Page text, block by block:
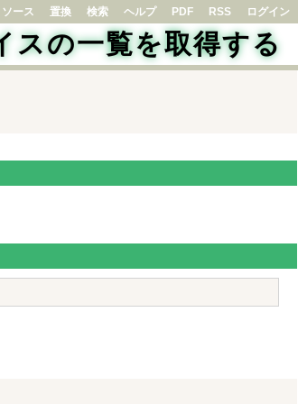
ソース 置換 検索 ヘルプ PDF RSS ログイン
の一覧を取得する